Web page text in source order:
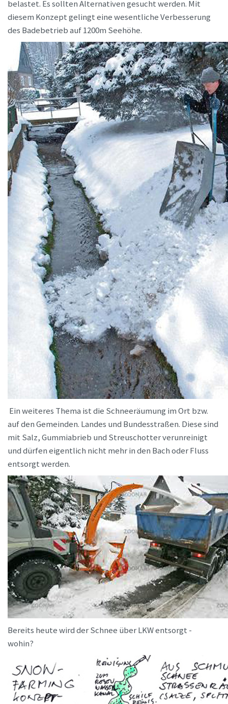
belastet. Es sollten Alternativen gesucht werden. Mit
diesem Konzept gelingt eine wesentliche Verbesserung
des Badebetrieb auf 1200m Seehöhe.
Ein weiteres Thema ist die Schneeräumung im Ort bzw.
auf den Gemeinden. Landes und Bundesstraßen. Diese sind
mit Salz, Gummiabrieb und Streuschotter verunreinigt
und dürfen eigentlich nicht mehr in den Bach oder Fluss
entsorgt werden.
Bereits heute wird der Schnee über LKW entsorgt -
wohin?